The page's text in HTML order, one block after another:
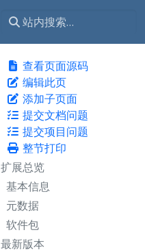
查看页面源码
编辑此页
添加子页面
提交文档问题
提交项目问题
整节打印
扩展总览
基本信息
元数据
软件包
最新版本